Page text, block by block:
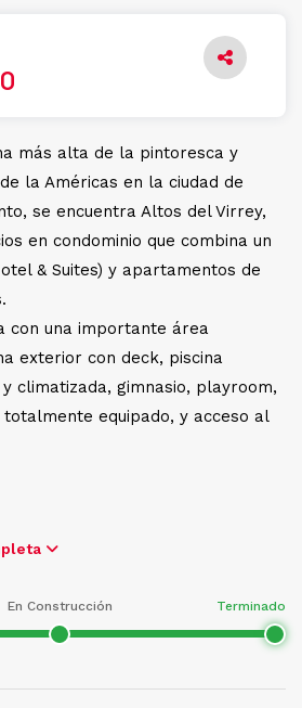
más alta de la pintoresca y
la Américas en la ciudad de
se encuentra Altos del Virrey,
en condominio que combina un
& Suites) y apartamentos de
con una importante área
exterior con deck, piscina
climatizada, gimnasio, playroom,
equipado, y acceso al
En Construcción Terminado